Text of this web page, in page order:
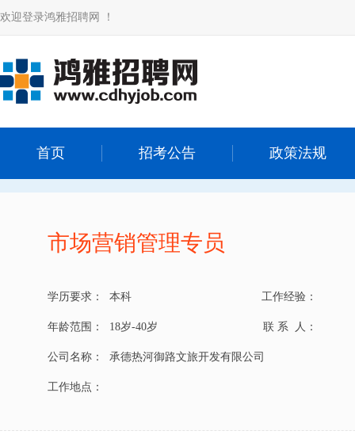
欢迎登录鸿雅招聘网 ！
首页 招考公告 政策法规
市场营销管理专员
学历要求： 本科 工作经验：
年龄范围： 18岁-40岁 联 系 人：
公司名称： 承德热河御路文旅开发有限公司
工作地点：